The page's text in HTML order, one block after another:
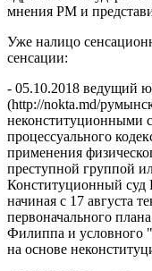
мнения РМ и
Уже налицо
сенсации:
- 05.10.2018 ведущий
(http://nokta.md/
неконституционными
процессуального
применения
преступной группой
Конституционный суд
начиная с 17 августа
первоначального
Филиппа и условного
на основе